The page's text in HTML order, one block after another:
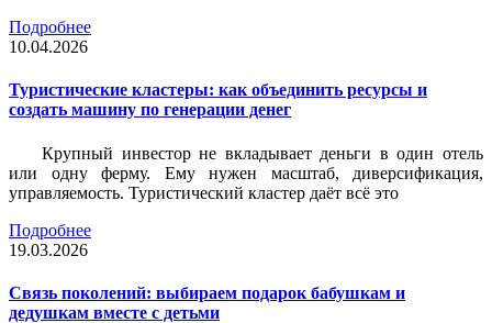
Подробнее
10.04.2026
Туристические кластеры: как объединить ресурсы и
создать машину по генерации денег
Крупный инвестор не вкладывает деньги в один отель
или одну ферму. Ему нужен масштаб, диверсификация,
управляемость. Туристический кластер даёт всё это
Подробнее
19.03.2026
Связь поколений: выбираем подарок бабушкам и
дедушкам вместе с детьми